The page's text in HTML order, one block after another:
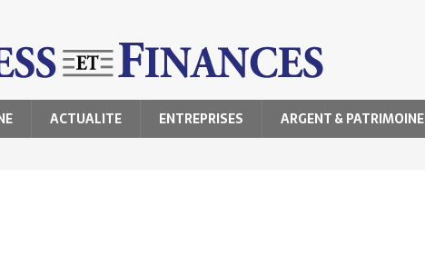
ACTUALITE ENTREPRISES ARGENT & PATRIMOINE